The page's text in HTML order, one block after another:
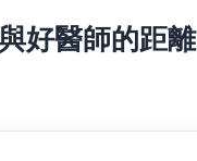
好醫師的距離